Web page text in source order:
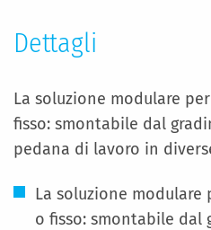
Dettagli
La soluzione modulare
fisso: smontabile dal
pedana di lavoro in
La soluzione
o fisso: smontabile